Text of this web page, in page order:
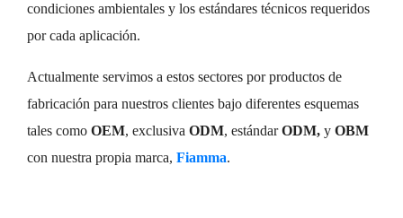
condiciones ambientales y los estándares técnicos requeridos
por cada aplicación.
Actualmente servimos a estos sectores por productos de
fabricación para nuestros clientes bajo diferentes esquemas
tales como OEM, exclusiva ODM, estándarODM, y OBM
con nuestra propia marca, Fiamma.